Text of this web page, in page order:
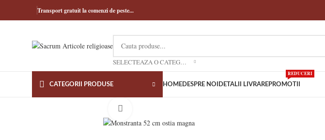
Transport gratuit la comenzi de peste...
SELECTEAZA O CATEGORIE
CATEGORII PRODUSE HOME DESPRE NOI DETALII LIVRAREPROMOTII
REDUCERI